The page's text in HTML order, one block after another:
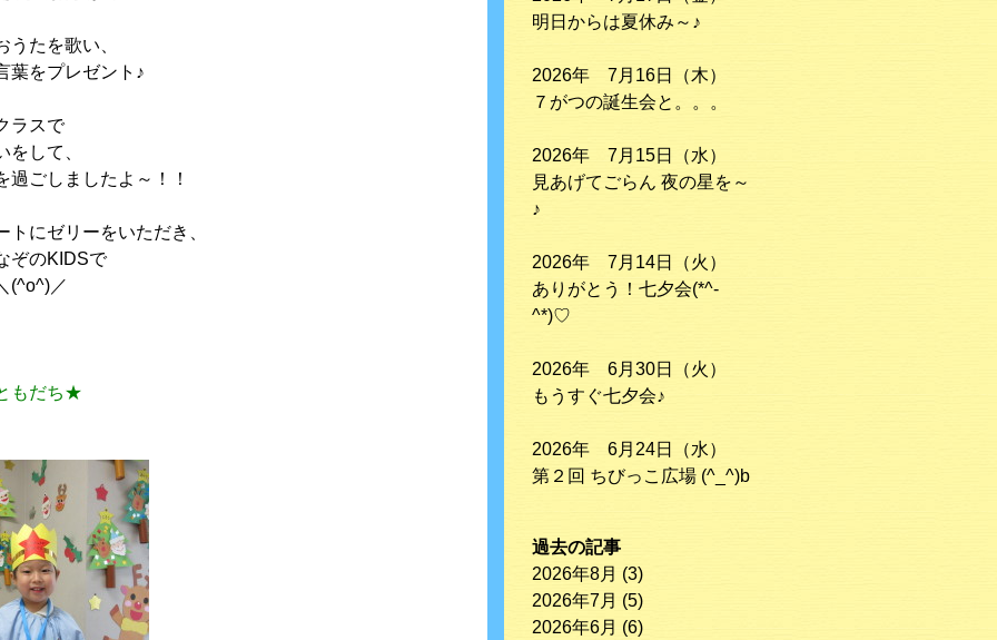
たを歌い、
葉をプレゼント♪
ラスで
して、
過ごしましたよ～！！
にゼリーをいただき、
ぞのKIDSで
(^o^)／
もだち★
明日からは夏休み～♪
2026年 7月16日（木）
７がつの誕生会と。。。
2026年 7月15日（水）
見あげてごらん 夜の星を～
♪
2026年 7月14日（火）
ありがとう！七夕会(*^-
^*)♡
2026年 6月30日（火）
もうすぐ七夕会♪
2026年 6月24日（水）
第２回 ちびっこ広場 (^_^)b
過去の記事
2026年8月 (3)
2026年7月 (5)
2026年6月 (6)